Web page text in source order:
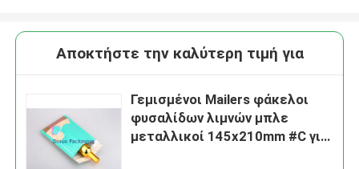
Αποκτήστε την καλύτερη τιμή για
Γεμισμένοι Mailers φάκελοι
φυσαλίδων λιμνών μπλε
μεταλλικοί 145x210mm #C για